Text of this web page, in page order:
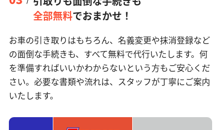
全部無料でおまかせ！
お車の引き取りはもちろん、名義変更や抹消登録など
の面倒な手続きも、すべて無料で代行いたします。何
を準備すればいいかわからないという方もご安心くだ
さい。必要な書類や流れは、スタッフが丁寧にご案内
いたします。